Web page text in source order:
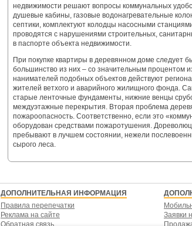
недвижимости решают вопросы коммунальных
душевые кабины, газовые водонагревательные
септики, комплектуют колодцы насосными
проводятся с нарушениями строительных,
в паспорте объекта недвижимости.
При покупке квартиры в деревянном доме следует
большинство из них – со значительным процентом
нанимателей подобных объектов действуют
жителей ветхого и аварийного жилищного фонда.
старые ленточные фундаменты, нижние венцы
междуэтажные перекрытия. Вторая проблема
пожароопасность. Соответственно, если это
оборудован средствами пожаротушения.
пребывают в лучшем состоянии, нежели
сырого леса.
ДОПОЛНИТЕЛЬНАЯ ИНФОРМАЦИЯ
Правила перепечатки
Реклама на сайте
Обратная связь
Заявки